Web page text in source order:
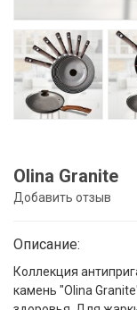
Olina Granite
Добавить отзыв
Описание:
Коллекция
камень "Olina